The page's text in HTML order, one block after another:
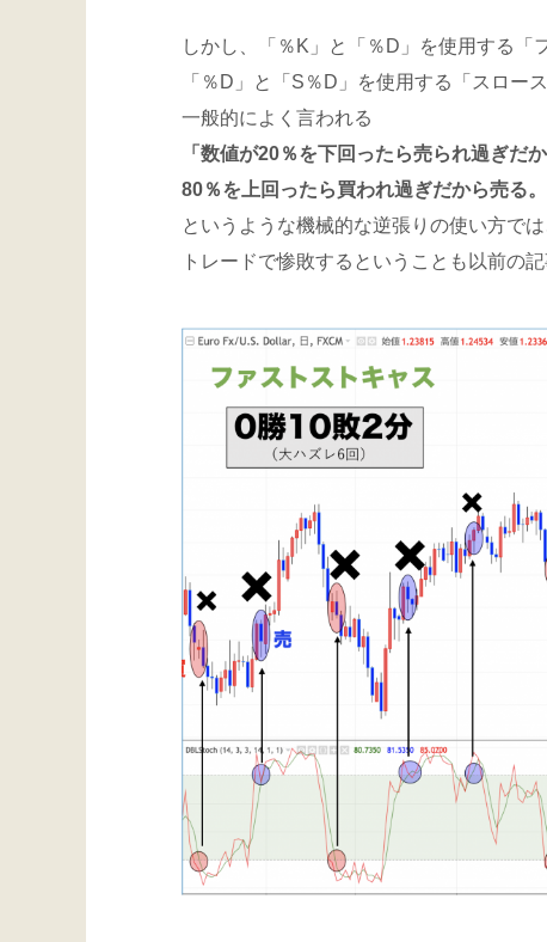
しかし、「％K」と「％D」を使用する「
「％D」と「S％D」を使用する「スロー
一般的によく言われる
「数値が20％を下回ったら売られ過ぎだか
80％を上回ったら買われ過ぎだから売る。
というような機械的な逆張りの使い方では
トレードで惨敗するということも以前の